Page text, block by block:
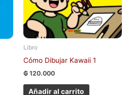
Libro
Cómo Dibujar Kawaii 1
₲ 120.000
Añadir al carrito